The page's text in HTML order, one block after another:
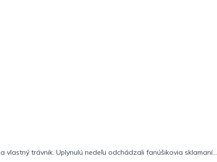
vlastný trávnik. Uplynulú nedeľu odchádzali fanúšikovia sklamaní...